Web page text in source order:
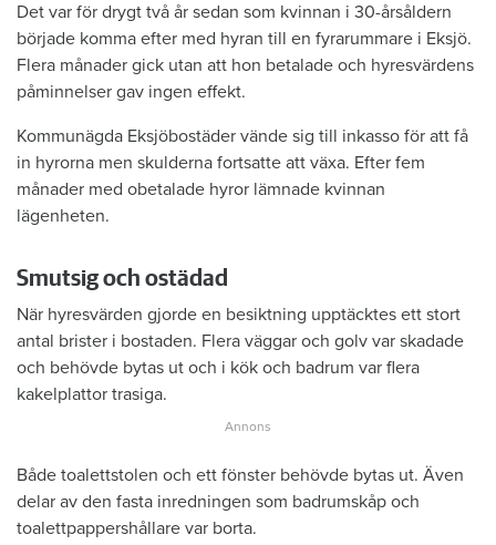
Det var för drygt två år sedan som kvinnan i 30-årsåldern
började komma efter med hyran till en fyrarummare i Eksjö.
Flera månader gick utan att hon betalade och hyresvärdens
påminnelser gav ingen effekt.
Kommunägda Eksjöbostäder vände sig till inkasso för att få
in hyrorna men skulderna fortsatte att växa. Efter fem
månader med obetalade hyror lämnade kvinnan
lägenheten.
Smutsig och ostädad
När hyresvärden gjorde en besiktning upptäcktes ett stort
antal brister i bostaden. Flera väggar och golv var skadade
och behövde bytas ut och i kök och badrum var flera
kakelplattor trasiga.
Både toalettstolen och ett fönster behövde bytas ut. Även
delar av den fasta inredningen som badrumskåp och
toalettpappershållare var borta.